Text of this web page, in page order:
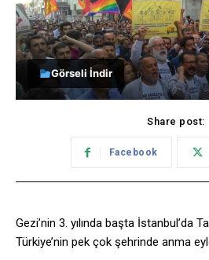
Görseli İndir
Share post:
Facebook
Gezi’nin 3. yılında başta İstanbul’da
Türkiye’nin pek çok şehrinde anma